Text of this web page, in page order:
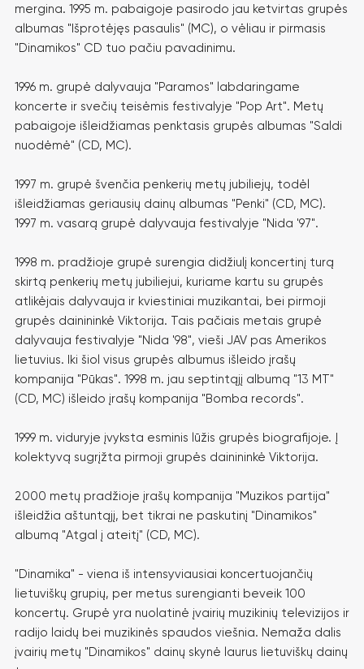
mergina. 1995 m. pabaigoje pasirodo jau ketvirtas grupės
albumas "Išprotėjęs pasaulis" (MC), o vėliau ir pirmasis
"Dinamikos" CD tuo pačiu pavadinimu.
1996 m. grupė dalyvauja "Paramos" labdaringame
koncerte ir svečių teisėmis festivalyje "Pop Art". Metų
pabaigoje išleidžiamas penktasis grupės albumas "Saldi
nuodėmė" (CD, MC).
1997 m. grupė švenčia penkerių metų jubiliejų, todėl
išleidžiamas geriausių dainų albumas "Penki" (CD, MC).
1997 m. vasarą grupė dalyvauja festivalyje "Nida '97".
1998 m. pradžioje grupė surengia didžiulį koncertinį turą
skirtą penkerių metų jubiliejui, kuriame kartu su grupės
atlikėjais dalyvauja ir kviestiniai muzikantai, bei pirmoji
grupės dainininkė Viktorija. Tais pačiais metais grupė
dalyvauja festivalyje "Nida '98", vieši JAV pas Amerikos
lietuvius. Iki šiol visus grupės albumus išleido įrašų
kompanija "Pūkas". 1998 m. jau septintąjį albumą "13 MT"
(CD, MC) išleido įrašų kompanija "Bomba records".
1999 m. viduryje įvyksta esminis lūžis grupės biografijoje. Į
kolektyvą sugrįžta pirmoji grupės dainininkė Viktorija.
2000 metų pradžioje įrašų kompanija "Muzikos partija"
išleidžia aštuntąjį, bet tikrai ne paskutinį "Dinamikos"
albumą "Atgal į ateitį" (CD, MC).
"Dinamika" - viena iš intensyviausiai koncertuojančių
lietuviškų grupių, per metus surengianti beveik 100
koncertų. Grupė yra nuolatinė įvairių muzikinių televizijos ir
radijo laidų bei muzikinės spaudos viešnia. Nemaža dalis
įvairių metų "Dinamikos" dainų skynė laurus lietuviškų dainų